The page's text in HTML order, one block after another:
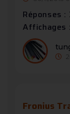
Réponses :
Affichages
Fronius